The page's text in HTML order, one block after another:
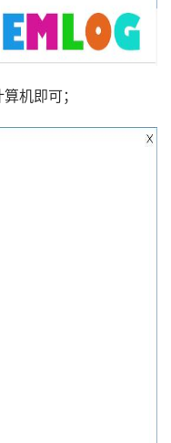
机即可；